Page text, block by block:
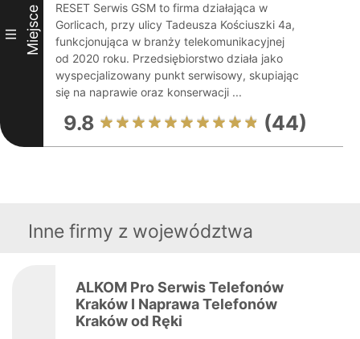
III Miejsce
RESET Serwis GSM to firma działająca w
Gorlicach, przy ulicy Tadeusza Kościuszki 4a,
funkcjonująca w branży telekomunikacyjnej
od 2020 roku. Przedsiębiorstwo działa jako
wyspecjalizowany punkt serwisowy, skupiając
się na naprawie oraz konserwacji ...
9.8 (44)
Inne firmy z województwa
ALKOM Pro Serwis Telefonów
Kraków I Naprawa Telefonów
Kraków od Ręki